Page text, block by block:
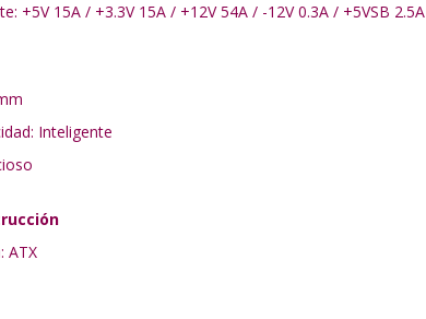
+5V 15A / +3.3V 15A / +12V 54A / -12V 0.3A / +5VSB 2.5A
Inteligente
ATX